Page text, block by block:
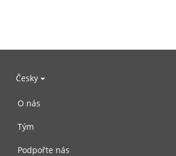
Česky
O nás
Tým
Podpořte nás